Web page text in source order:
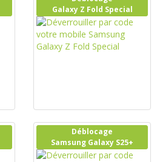
Galaxy Z Fold Special
Déblocage
Samsung Galaxy S25+